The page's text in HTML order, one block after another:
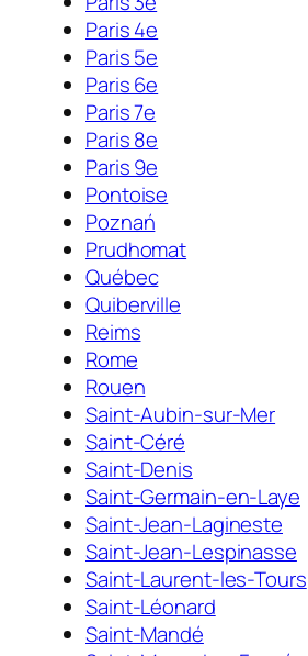
Paris 4e
Paris 5e
Paris 6e
Paris 7e
Paris 8e
Paris 9e
Pontoise
Poznań
Prudhomat
Québec
Quiberville
Reims
Rome
Rouen
Saint-Aubin-sur-Mer
Saint-Céré
Saint-Denis
Saint-Germain-en-Laye
Saint-Jean-Lagineste
Saint-Jean-Lespinasse
Saint-Laurent-les-Tours
Saint-Léonard
Saint-Mandé